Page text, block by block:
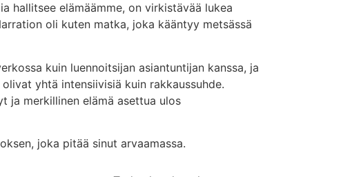
hallitsee elämäämme, on virkistävää lukea
oli kuten matka, joka kääntyy metsässä
kuin luennoitsijan asiantuntijan kanssa, ja
yhtä intensiivisiä kuin rakkaussuhde.
ja merkillinen elämä asettua ulos
joka pitää sinut arvaamassa.